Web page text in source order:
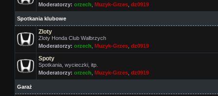
Moderatorzy: orzech Muzyk-Grzes dz0919
Spotkania klubowe
Zloty
Zloty Honda Club Wałbrzych
Moderatorzy: orzech Muzyk-Grzes dz0919
Spoty
Spotkania, wycieczki, itp.
Moderatorzy: orzech Muzyk-Grzes dz0919
Garaż